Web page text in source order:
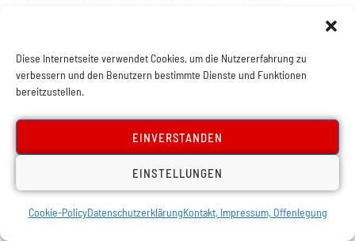
Diese Internetseite verwendet Cookies, um die Nutzererfahrung zu
verbessern und den Benutzern bestimmte Dienste und Funktionen
bereitzustellen.
EINVERSTANDEN
EINSTELLUNGEN
Cookie-PolicyDatenschutzerklärungKontakt, Impressum, Offenlegung
keine privilegierte Schicht zu sein. Mit Trotzkis Worten:
„Die Aneignung eines riesigen Teils des nationalen
Einkommens hat den Charakter sozialen Parasitismus.“
„Sie genießen ihre Privilegien durch Machtmissbrauch.
Sie verschleiern ihr Einkommen.“ „Die größten
Wohnungen, die saftigen Steaks und sogar Rolls
Royces sind nicht genug, um aus der Bürokratie eine